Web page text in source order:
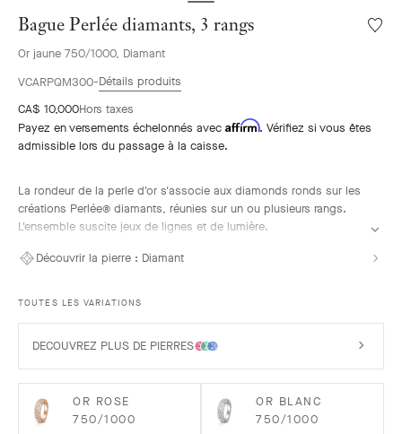
Bague Perlée diamants, 3 rangs
Or jaune 750/1000, Diamant
Liste
3
VCARPQM300 Détails produits
CA$ 10,000Hors taxes
Payez en versements échelonnés avec Affirm. Vérifiez si vous êtes
admissible lors du passage à la caisse.
La rondeur de la perle d'or s'associe aux diamonds ronds sur les
créations Perlée® diamants, réunies sur un ou plusieurs rangs.
L'ensemble suscite jeux de lignes et de lumière.
Bague Perlée diamants, 3 rangs, or jaune, diamants.
Découvrir la pierre : Diamant
TOUTES LES VARIATIONS
DECOUVREZ PLUS DE PIERRES
OR ROSE
750/1000
OR BLANC
750/1000